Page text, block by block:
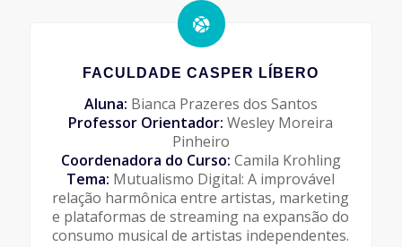
FACULDADE CASPER LÍBERO
Aluna: Bianca Prazeres dos Santos
Professor Orientador: Wesley Moreira
Pinheiro
Coordenadora do Curso: Camila Krohling
Tema: Mutualismo Digital: A improvável
relação harmônica entre artistas, marketing
e plataformas de streaming na expansão do
consumo musical de artistas independentes.